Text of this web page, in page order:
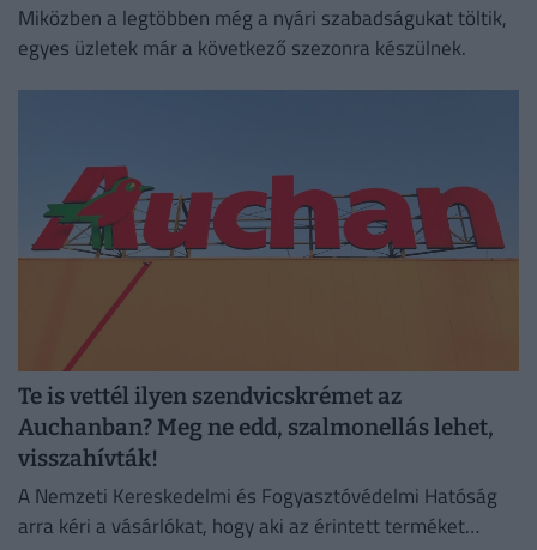
Miközben a legtöbben még a nyári szabadságukat töltik,
egyes üzletek már a következő szezonra készülnek.
Te is vettél ilyen szendvicskrémet az
Auchanban? Meg ne edd, szalmonellás lehet,
visszahívták!
A Nemzeti Kereskedelmi és Fogyasztóvédelmi Hatóság
arra kéri a vásárlókat, hogy aki az érintett terméket